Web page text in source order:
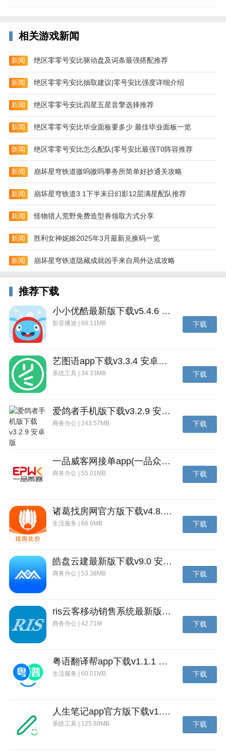
相关游戏新闻
新闻 绝区零零号安比驱动盘及词条最强搭配推荐
新闻 绝区零零号安比抽取建议|零号安比强度详细介绍
新闻 绝区零零号安比四星五星音擎选择推荐
新闻 绝区零零号安比毕业面板要多少 最佳毕业面板一览
新闻 绝区零零号安比怎么配队|零号安比最强T0阵容推荐
新闻 崩坏星穹铁道嗷呜嗷呜事务所简单好抄通关攻略
新闻 崩坏星穹铁道3.1下半末日幻影12层满星配队推荐
新闻 怪物猎人荒野免费造型券领取方式分享
新闻 胜利女神妮姬2025年3月最新兑换码一览
新闻 崩坏星穹铁道隐藏成就凶手来自局外达成攻略
推荐下载
小小优酷最新版下载v5.4.6 安卓官方版
影音播放 | 68.11MB 下载
艺图语app下载v3.3.4 安卓免费版
系统工具 | 34.33MB 下载
爱鸽者手机版下载v3.2.9 安卓版
商务办公 | 243.57MB 下载
一品威客网接单app(一品众包)下载v2.7.1 安卓最新版
商务办公 | 55.01MB 下载
诸葛找房网官方版下载v4.8.1.1 安卓最新版
生活服务 | 66.6MB 下载
皓盘云建最新版下载v9.0 安卓版
商务办公 | 53.38MB 下载
ris云客移动销售系统最新版下载v1.1.25 安卓手机版
商务办公 | 42.71M 下载
粤语翻译帮app下载v1.1.1 安卓版
生活服务 | 60.01MB 下载
人生笔记app官方版下载v1.19.4 安卓版
系统工具 | 125.88MB 下载